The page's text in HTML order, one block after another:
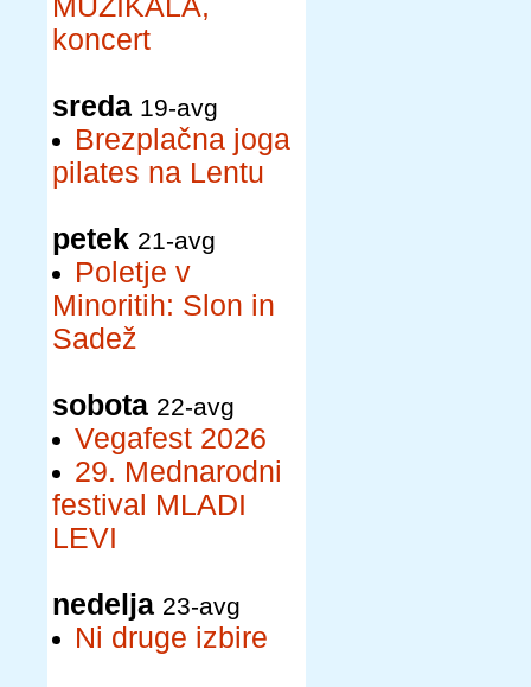
MUZIKALA,
koncert
sreda 19-avg
Brezplačna joga
pilates na Lentu
petek 21-avg
Poletje v
Minoritih: Slon in
Sadež
sobota 22-avg
Vegafest 2026
29. Mednarodni
festival MLADI
LEVI
nedelja 23-avg
Ni druge izbire